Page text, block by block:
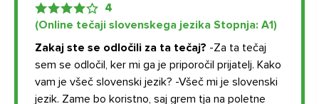
4
(Online tečaji slovenskega jezika Stopnja: А1)
Zakaj ste se odločili za ta tečaj? -Za ta tečaj
sem se odločil, ker mi ga je priporočil prijatelj. Kako
vam je všeč slovenski jezik? -Všeč mi je slovenski
jezik. Zame bo koristno, saj grem tja na poletne